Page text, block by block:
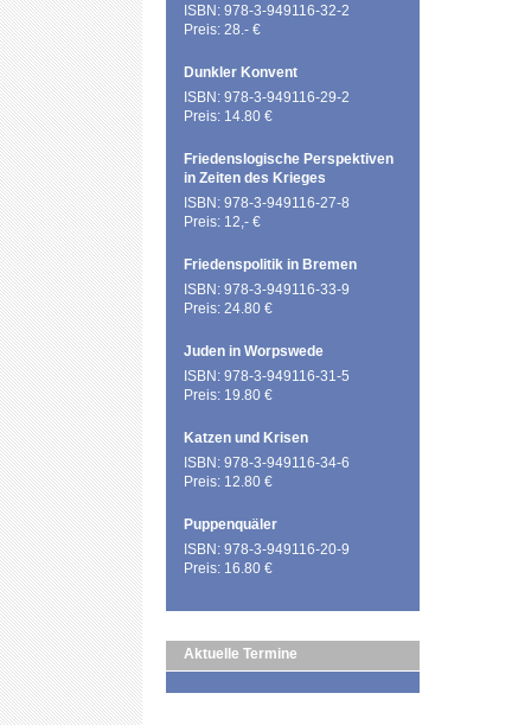
ISBN: 978-3-949116-32-2
Preis: 28.- €
Dunkler Konvent
ISBN: 978-3-949116-29-2
Preis: 14.80 €
Friedenslogische Perspektiven
in Zeiten des Krieges
ISBN: 978-3-949116-27-8
Preis: 12,- €
Friedenspolitik in Bremen
ISBN: 978-3-949116-33-9
Preis: 24.80 €
Juden in Worpswede
ISBN: 978-3-949116-31-5
Preis: 19.80 €
Katzen und Krisen
ISBN: 978-3-949116-34-6
Preis: 12.80 €
Puppenquäler
ISBN: 978-3-949116-20-9
Preis: 16.80 €
Aktuelle Termine